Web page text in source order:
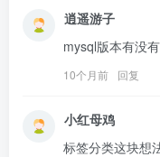
逍遥游子
mysql版本有没
10个月前 回复
小红母鸡
标签分类这块想